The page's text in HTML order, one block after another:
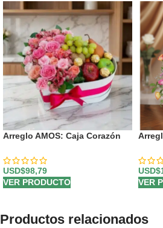
Arreglo AMOS: Caja Corazón
💝
USD$98,79
VER PRODUCTO
USD$
VER
Productos relacionados